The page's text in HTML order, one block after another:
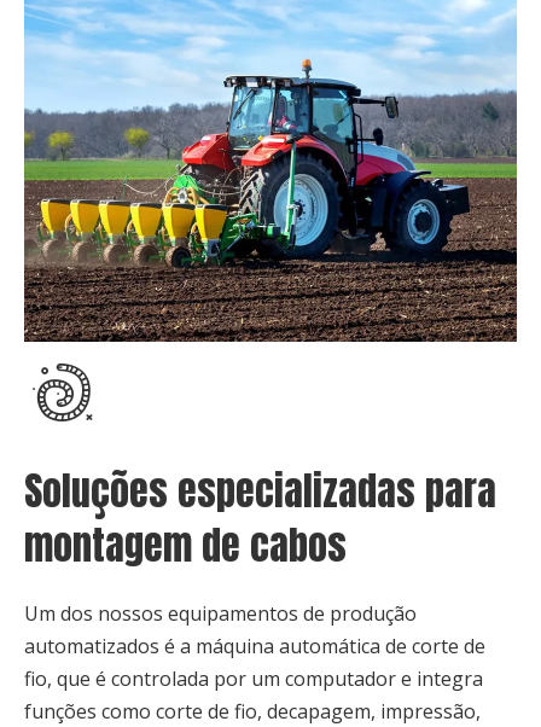
Soluções especializadas para
montagem de cabos
Um dos nossos equipamentos de produção
automatizados é a máquina automática de corte de
fio, que é controlada por um computador e integra
funções como corte de fio, decapagem, impressão,